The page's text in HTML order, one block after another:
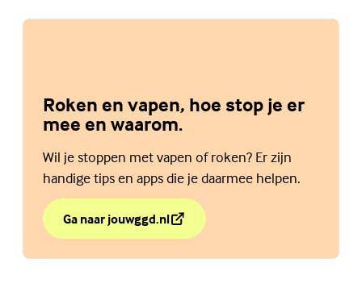
Roken en vapen, hoe stop je er
mee en waarom.
Wil je stoppen met vapen of roken? Er zijn
handige tips en apps die je daarmee helpen.
Ga naar jouwggd.nl
over Roken en vapen, hoe stop je er mee en waarom.
(Externe link)